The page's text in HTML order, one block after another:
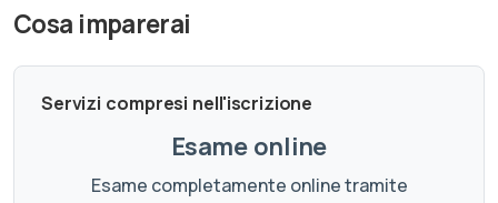
Cosa imparerai
Servizi compresi nell'iscrizione
Esame online
Esame completamente online tramite